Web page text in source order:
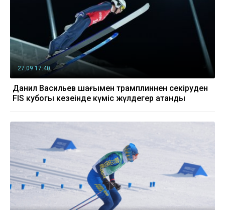
27.09 17:40
Данил Васильев шаңғымен трамплиннен секіруден
FIS кубогы кезеңінде күміс жүлдегер атанды